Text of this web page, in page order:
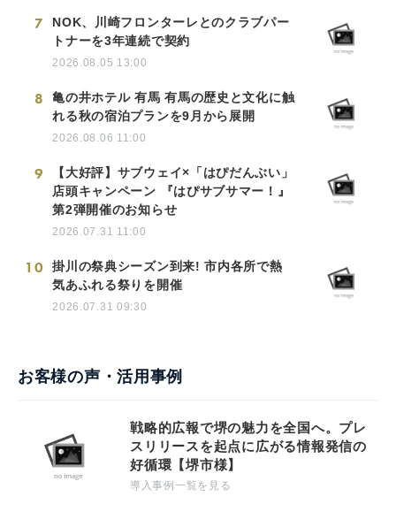
7
NOK、川崎フロンターレとのクラブパー
トナーを3年連続で契約
2026.08.05 13:00
8
亀の井ホテル 有馬 有馬の歴史と文化に触
れる秋の宿泊プランを9月から展開
2026.08.06 11:00
9
【大好評】サブウェイ×「はぴだんぶい」
店頭キャンペーン 『はぴサブサマー！』
第2弾開催のお知らせ
2026.07.31 11:00
10
掛川の祭典シーズン到来! 市内各所で熱
気あふれる祭りを開催
2026.07.31 09:30
お客様の声・活用事例
戦略的広報で堺の魅力を全国へ。プレ
スリリースを起点に広がる情報発信の
好循環【堺市様】
導入事例一覧を見る